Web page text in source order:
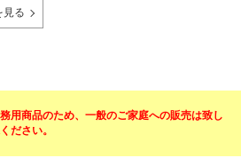
見る
用商品のため、一般のご家庭への販売は致し
ださい。